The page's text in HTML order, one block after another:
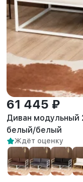
61 445 ₽
Диван модульный
белый/белый
Ждёт оценку